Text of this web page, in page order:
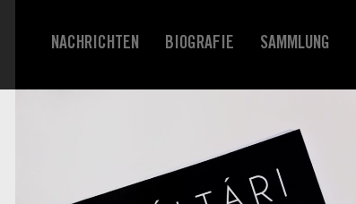
NACHRICHTEN BIOGRAFIE SAMMLUNG